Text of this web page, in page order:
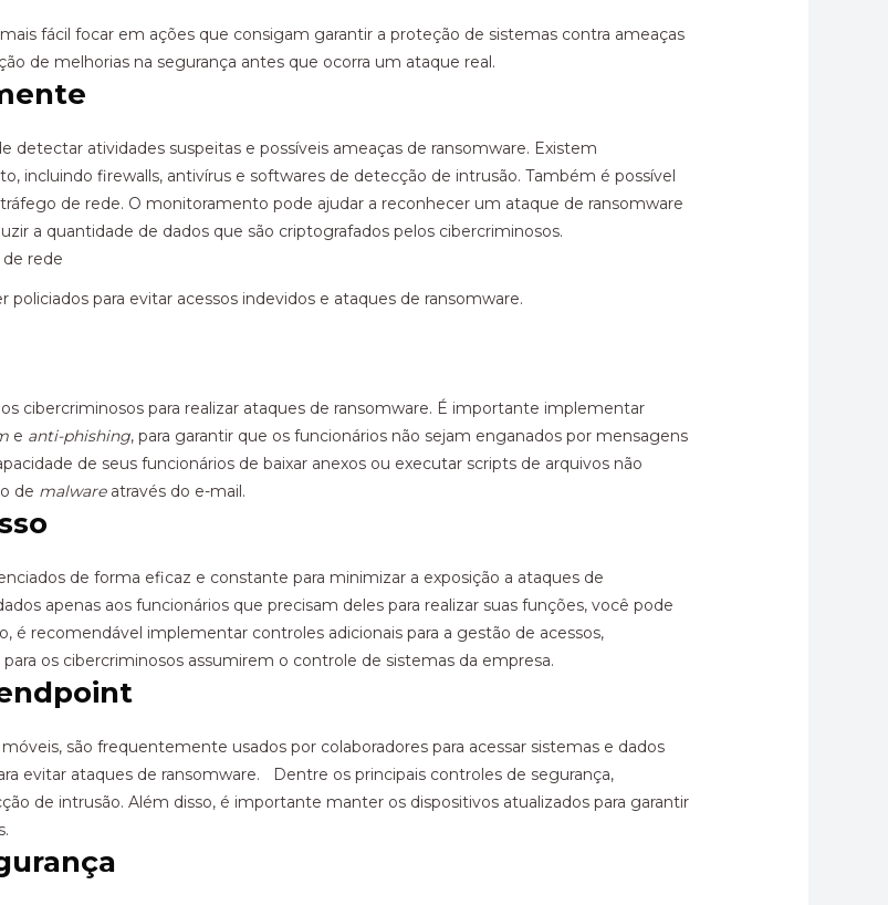
fácil focar em ações que consigam garantir a proteção de sistemas contra ameaças
de melhorias na segurança antes que ocorra um ataque real.
atividades suspeitas e possíveis ameaças de ransomware. Existem
incluindo firewalls, antivírus e softwares de detecção de intrusão. Também é possível
de rede. O monitoramento pode ajudar a reconhecer um ataque de ransomware
a quantidade de dados que são criptografados pelos cibercriminosos.
policiados para evitar acessos indevidos e ataques de ransomware.
cibercriminosos para realizar ataques de ransomware. É importante implementar
e anti-phishing, para garantir que os funcionários não sejam enganados por mensagens
de seus funcionários de baixar anexos ou executar scripts de arquivos não
de malwareatravés do e-mail.
de forma eficaz e constante para minimizar a exposição a ataques de
apenas aos funcionários que precisam deles para realizar suas funções, você pode
é recomendável implementar controles adicionais para a gestão de acessos,
os cibercriminosos assumirem o controle de sistemas da empresa.
são frequentemente usados ​​por colaboradores para acessar sistemas e dados
evitar ataques de ransomware. Dentre os principais controles de segurança,
de intrusão. Além disso, é importante manter os dispositivos atualizados para garantir